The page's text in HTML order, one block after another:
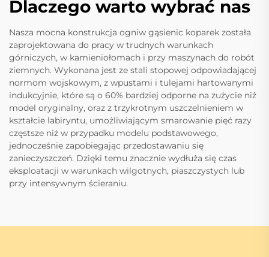
Dlaczego warto wybrać nas
Nasza mocna konstrukcja ogniw gąsienic koparek została
zaprojektowana do pracy w trudnych warunkach
górniczych, w kamieniołomach i przy maszynach do robót
ziemnych. Wykonana jest ze stali stopowej odpowiadającej
normom wojskowym, z wpustami i tulejami hartowanymi
indukcyjnie, które są o 60% bardziej odporne na zużycie niż
model oryginalny, oraz z trzykrotnym uszczelnieniem w
kształcie labiryntu, umożliwiającym smarowanie pięć razy
częstsze niż w przypadku modelu podstawowego,
jednocześnie zapobiegając przedostawaniu się
zanieczyszczeń. Dzięki temu znacznie wydłuża się czas
eksploatacji w warunkach wilgotnych, piaszczystych lub
przy intensywnym ścieraniu.